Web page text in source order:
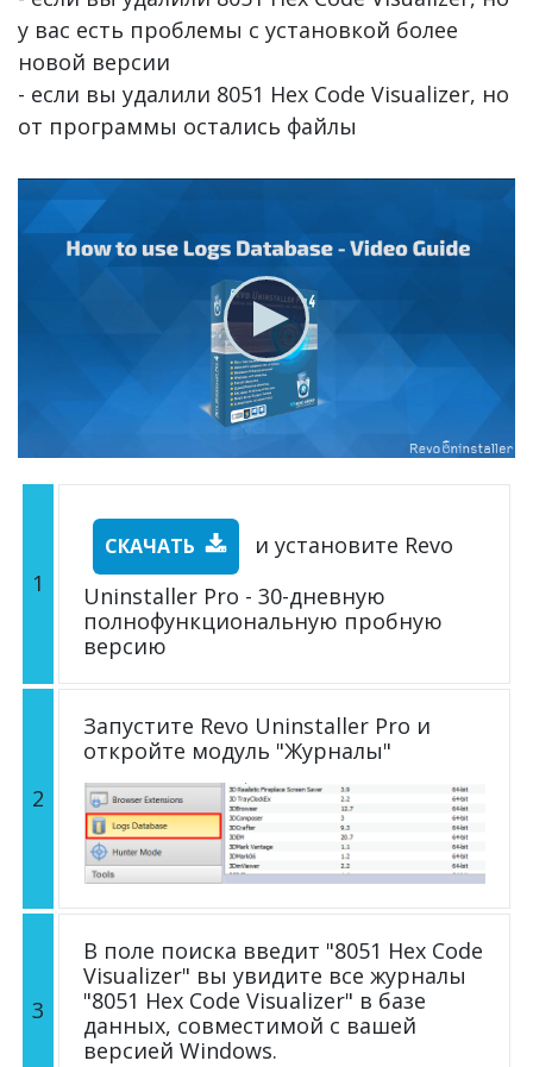
у вас есть проблемы с установкой более
новой версии
- если вы удалили 8051 Hex Code Visualizer, но
от программы остались файлы
1
СКАЧАТЬ
и установите Revo
Uninstaller Pro - 30-дневную
полнофункциональную пробную
версию
2
Запустите Revo Uninstaller Pro и
откройте модуль "Журналы"
3
В поле поиска введит "8051 Hex Code
Visualizer" вы увидите все журналы
"8051 Hex Code Visualizer" в базе
данных, совместимой с вашей
версией Windows.